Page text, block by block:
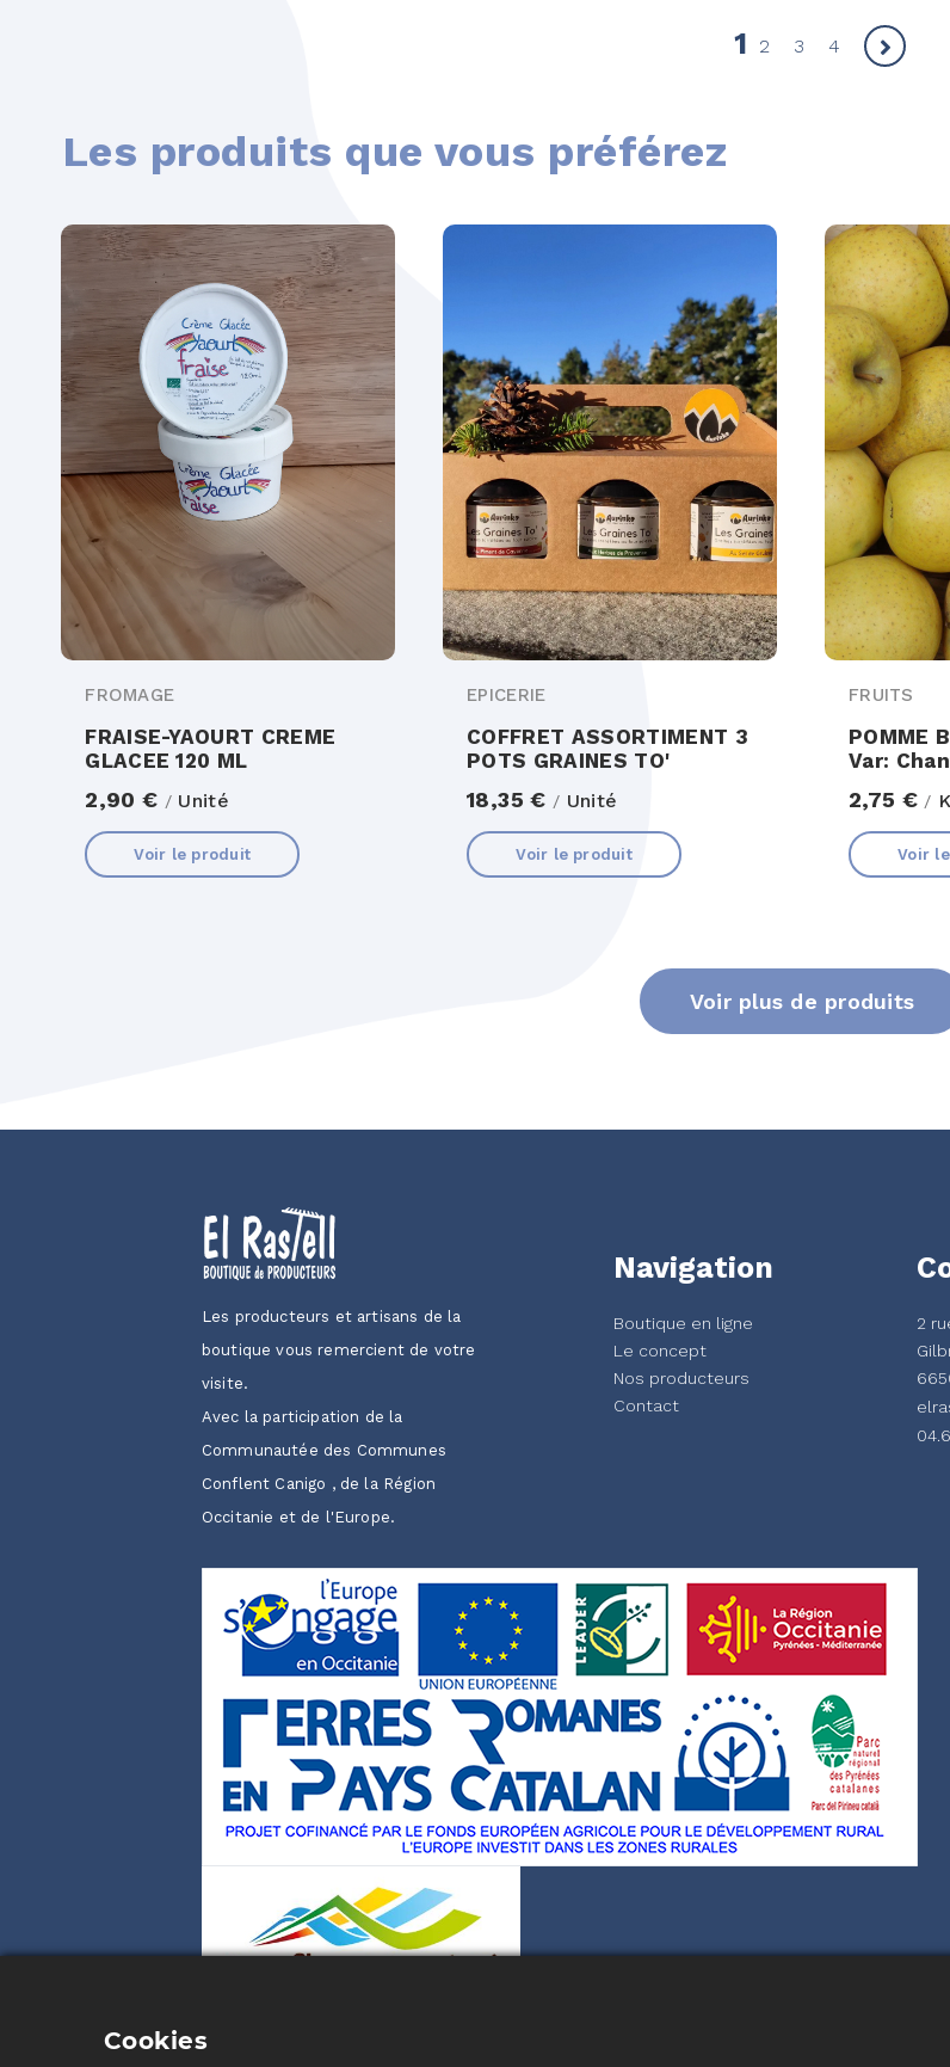
1 2 3 4
Les produits que vous préférez
FROMAGE
FRAISE-YAOURT CREME
GLACEE 120 ML
2,90 € / Unité
Voir le produit
EPICERIE
COFFRET ASSORTIMENT 3
POTS GRAINES TO'
18,35 € / Unité
Voir le produit
FRUITS
POMME
Var:
2,75 € /
Voir
Voir plus de produits
Les producteurs et artisans de la
boutique vous remercient de votre
visite.
Avec la participation de la
Communautée des Communes
Conflent Canigo , de la Région
Occitanie et de l'Europe.
Navigation
Boutique en ligne
Le concept
Nos producteurs
Contact
2
Cookies